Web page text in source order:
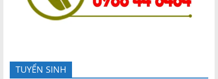
TUYỂN SINH